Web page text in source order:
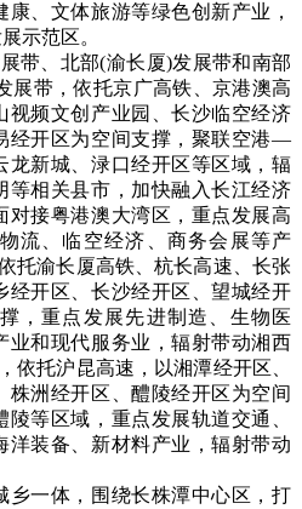
、文体旅游等绿色创新产业，
示范区。
带、北部(渝长厦)发展带和南部
展带，依托京广高铁、京港澳高
视频文创产业园、长沙临空经济
经开区为空间支撑，聚联空港—
龙新城、渌口经开区等区域，辐
等相关县市，加快融入长江经济
对接粤港澳大湾区，重点发展高
流、临空经济、商务会展等产
托渝长厦高铁、杭长高速、长张
经开区、长沙经开区、望城经开
，重点发展先进制造、生物医
业和现代服务业，辐射带动湘西
依托沪昆高速，以湘潭经开区、
株洲经开区、醴陵经开区为空间
等区域，重点发展轨道交通、
洋装备、新材料产业，辐射带动
乡一体，围绕长株潭中心区，打